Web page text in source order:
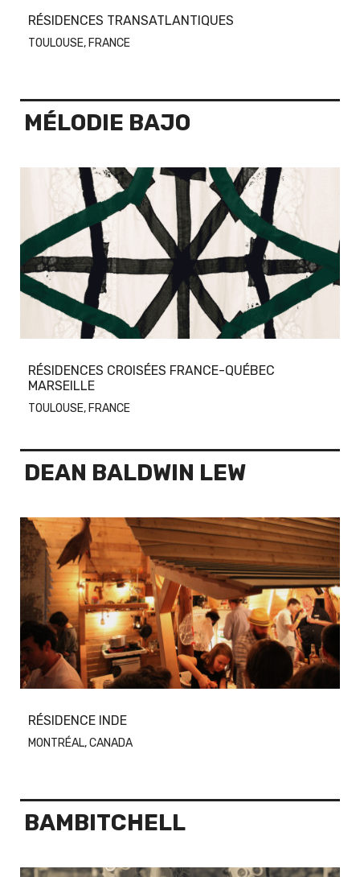
RÉSIDENCES TRANSATLANTIQUES
TOULOUSE, FRANCE
MÉLODIE BAJO
RÉSIDENCES CROISÉES FRANCE-QUÉBEC
MARSEILLE
TOULOUSE, FRANCE
DEAN BALDWIN LEW
RÉSIDENCE INDE
MONTRÉAL, CANADA
BAMBITCHELL